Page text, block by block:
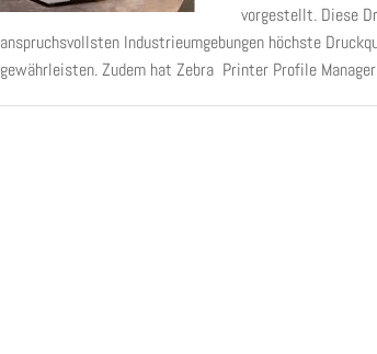
vorgestellt. Diese
anspruchsvollsten Industrieumgebungen höchste
gewährleisten. Zudem hat Zebra Printer Profile